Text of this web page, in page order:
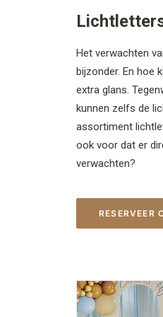
Het verwachten
bijzonder. En hoe
extra glans.
kunnen zelfs de
assortiment
ook voor dat er
verwachten?
RESERVEER